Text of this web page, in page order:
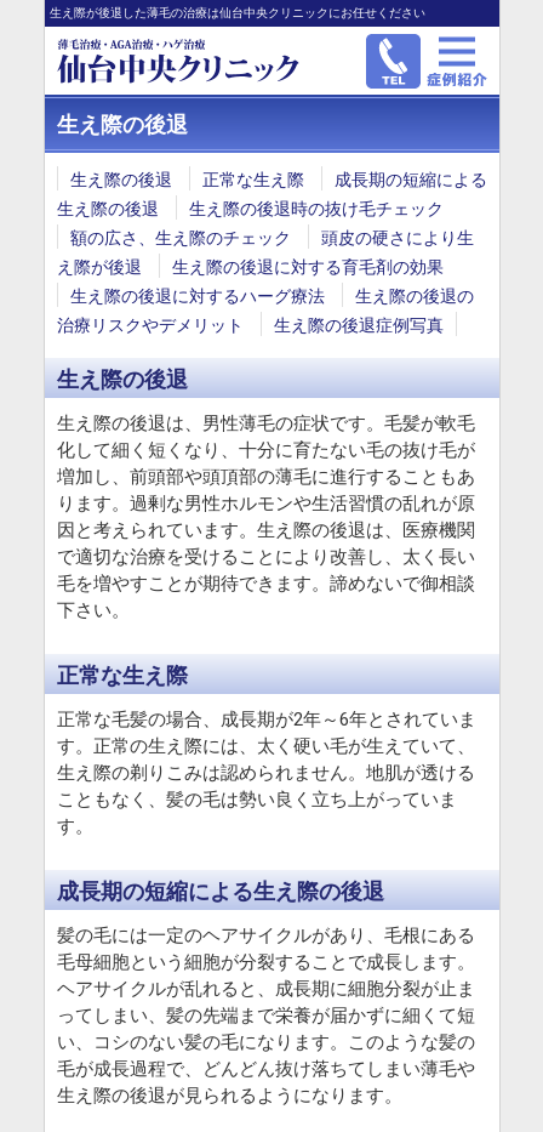
生え際が後退した薄毛の治療は仙台中央クリニックにお任せください
生え際の後退
生え際の後退 正常な生え際
成長期の短縮による
生え際の後退
生え際の後退時の抜け毛チェック
額の広さ、生え際のチェック
頭皮の硬さにより生
え際が後退
生え際の後退に対する育毛剤の効果
生え際の後退に対するハーグ療法
生え際の後退の
治療リスクやデメリット
生え際の後退症例写真
生え際の後退
生え際の後退は、男性薄毛の症状です。毛髪が軟毛
化して細く短くなり、十分に育たない毛の抜け毛が
増加し、前頭部や頭頂部の薄毛に進行することもあ
ります。過剰な男性ホルモンや生活習慣の乱れが原
因と考えられています。生え際の後退は、医療機関
で適切な治療を受けることにより改善し、太く長い
毛を増やすことが期待できます。諦めないで御相談
下さい。
正常な生え際
正常な毛髪の場合、成長期が2年～6年とされていま
す。正常の生え際には、太く硬い毛が生えていて、
生え際の剃りこみは認められません。地肌が透ける
こともなく、髪の毛は勢い良く立ち上がっていま
す。
成長期の短縮による生え際の後退
髪の毛には一定のヘアサイクルがあり、毛根にある
毛母細胞という細胞が分裂することで成長します。
ヘアサイクルが乱れると、成長期に細胞分裂が止ま
ってしまい、髪の先端まで栄養が届かずに細くて短
い、コシのない髪の毛になります。このような髪の
毛が成長過程で、どんどん抜け落ちてしまい薄毛や
生え際の後退が見られるようになります。